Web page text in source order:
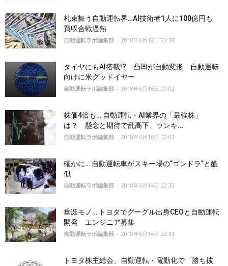
札束舞う自動運転界…AI技術者1人に100億円も
買収合戦過熱
自動運転ラボ編集部 - 2018年6月18日 23:38
タイヤにもAI搭載!? 凸凹が自動変形 自動運転
向けに米グッドイヤー
自動運転ラボ編集部 - 2018年6月16日 00:02
株価4倍も… 自動運転・AI業界の「最強株」
は？ 懸念と期待で乱高下、ランキ...
自動運転ラボ編集部 - 2018年6月16日 00:02
確かに… 自動運転車がスキー場の”ゴンドラ”と酷
似
自動運転ラボ編集部 - 2018年6月14日 22:33
垂涎モノ… トヨタでグーグル出身CEOと自動運転
開発 エンジニア募集
自動運転ラボ編集部 - 2018年6月14日 22:33
トヨタ株主総会、自動運転・電動化で「勝ち抜